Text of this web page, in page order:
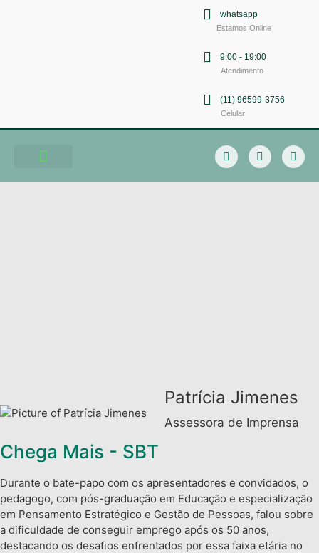
whatsapp
Estamos Online
9:00 - 19:00
Atendimento
(11) 96599-3756
Celular
Patrícia Jimenes
Assessora de Imprensa
Chega Mais - SBT
Durante o bate-papo com os apresentadores e convidados, o
pedagogo, com pós-graduação em Educação e especialização
em Pensamento Estratégico e Gestão de Pessoas, falou sobre
a dificuldade de conseguir emprego após os 50 anos,
destacando os desafios enfrentados por essa faixa etária no